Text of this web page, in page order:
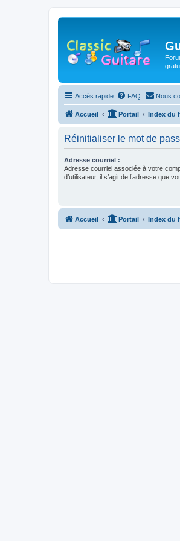
Accès rapide FAQ Nous
Accueil Portail Index du
Réinitialiser le mot de
Adresse courriel :
Adresse courriel associée à votre
d’utilisateur, il s’agit de l’adresse que
Accueil Portail Index du